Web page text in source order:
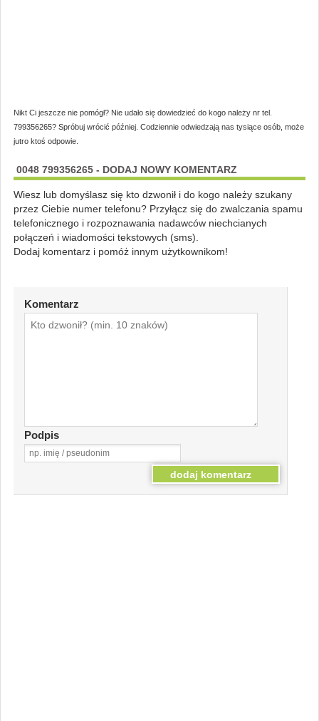
Nikt Ci jeszcze nie pomógł? Nie udało się dowiedzieć do kogo należy nr tel.
799356265? Spróbuj wrócić później. Codziennie odwiedzają nas tysiące osób, może
jutro ktoś odpowie.
0048 799356265 - DODAJ NOWY KOMENTARZ
Wiesz lub domyślasz się kto dzwonił i do kogo należy szukany
przez Ciebie numer telefonu? Przyłącz się do zwalczania spamu
telefonicznego i rozpoznawania nadawców niechcianych
połączeń i wiadomości tekstowych (sms).
Dodaj komentarz i pomóż innym użytkownikom!
Komentarz
Podpis